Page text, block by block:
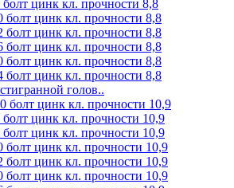
цинк кл. прочности 8,8
болт цинк кл. прочности 8,8
болт цинк кл. прочности 8,8
болт цинк кл. прочности 8,8
болт цинк кл. прочности 8,8
болт цинк кл. прочности 8,8
голов..
болт цинк кл. прочности 10,9
цинк кл. прочности 10,9
цинк кл. прочности 10,9
цинк кл. прочности 10,9
цинк кл. прочности 10,9
цинк кл. прочности 10,9